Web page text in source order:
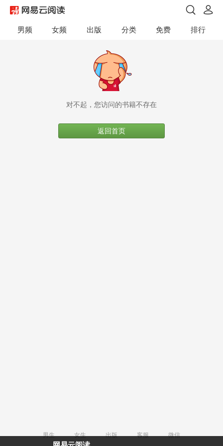
男频 女频 出版 分类 免费 排行
对不起，您访问的书籍不存在
返回首页
男生 女生 出版 客服
微信